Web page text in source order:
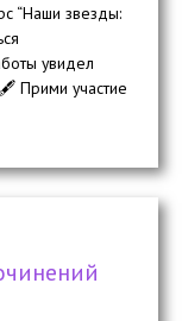
“Наши звезды:
увидел
Прими участие